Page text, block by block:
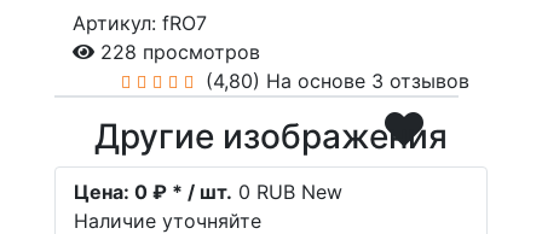
Артикул: fRO7
228 просмотров
(4,80) На основе 3 отзывов
Другие изображения
Цена: 0 ₽ * / шт. 0 RUB New
Наличие уточняйте